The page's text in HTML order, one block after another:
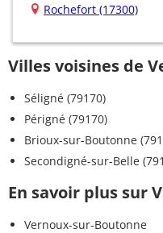
Rochefort (17300)
Villes voisines de
Séligné (79170)
Périgné (79170)
Brioux-sur-Boutonne
Secondigné-sur-Belle
En savoir plus sur
Vernoux-sur-Boutonne